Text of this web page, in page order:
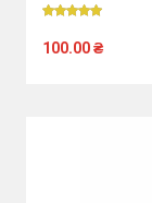
100.00₴